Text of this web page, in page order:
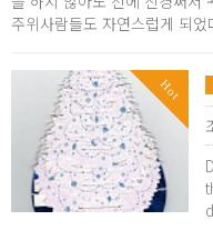
주위사람들도 자연스럽게 되
Hot